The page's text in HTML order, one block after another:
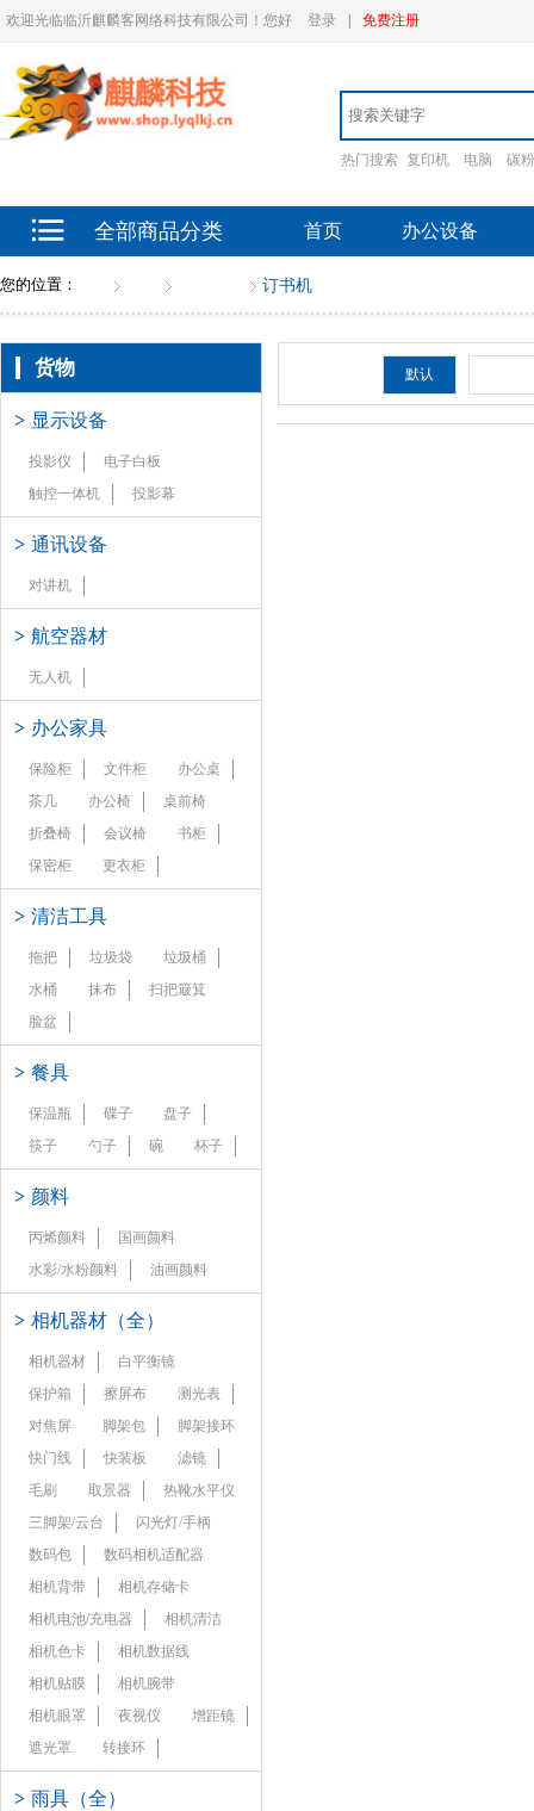
欢迎光临临沂麒麟客网络科技有限公司！您好 登录 免费注册
热门搜索 复印机 电脑 碳粉
全部商品分类 首页 办公设备
您的位置： 订书机
货物
> 显示设备
投影仪
电子白板
触控一体机
投影幕
> 通讯设备
对讲机
> 航空器材
无人机
> 办公家具
保险柜 文件柜
办公桌
茶几
办公椅
桌前椅
折叠椅
会议椅
书柜
保密柜
更衣柜
> 清洁工具
拖把 垃圾袋
垃圾桶
水桶
抹布
扫把簸箕
脸盆
> 餐具
保温瓶 碟子
盘子
筷子
勺子 碗 杯子
> 颜料
丙烯颜料
国画颜料
水彩/水粉颜料
油画颜料
> 相机器材（全）
相机器材
白平衡镜
保护箱
擦屏布
测光表
对焦屏
脚架包
脚架接环
快门线
快装板
滤镜
毛刷
取景器
热靴水平仪
三脚架/云台
闪光灯/手柄
数码包
数码相机适配器
相机背带
相机存储卡
相机电池/充电器
相机清洁
相机色卡
相机数据线
相机贴膜
相机腕带
相机眼罩
夜视仪
增距镜
遮光罩
转接环
> 雨具（全）
默认